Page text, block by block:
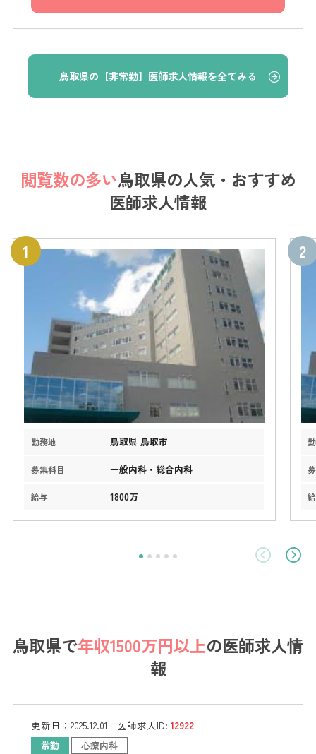
鳥取県の【非常勤】医師求人情報を全てみる
閲覧数の多い鳥取県の人気・おすすめ
医師求人情報
勤務地 鳥取県 鳥取市
募集科目 一般内科・総合内科
給与 1800万
鳥取県で年収1500万円以上の医師求人情
報
更新日： 2025.12.01 医師求人ID:12922
常勤 心療内科